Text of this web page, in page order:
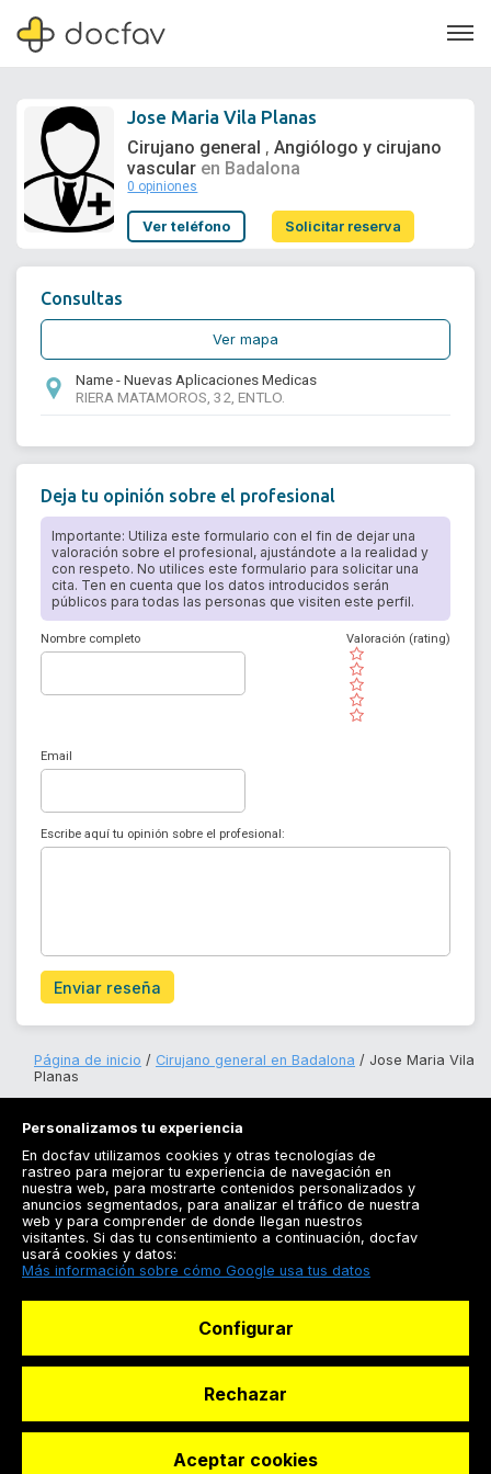
Quiénes somos
Jose Maria Vila Planas
Cirujano general ,Angiólogo y cirujano
vascular en Badalona
0 opiniones
Ver teléfono Solicitar reserva
Consultas
Ver mapa
Name - Nuevas Aplicaciones Medicas
RIERA MATAMOROS, 32, ENTLO.
Deja tu opinión sobre el profesional
Importante: Utiliza este formulario con el fin de dejar una
valoración sobre el profesional, ajustándote a la realidad y
con respeto. No utilices este formulario para solicitar una
cita. Ten en cuenta que los datos introducidos serán
públicos para todas las personas que visiten este perfil.
Nombre completo
( )
( )
( )
( )
( )
Valoración (rating)
Email
Escribe aquí tu opinión sobre el profesional:
Enviar reseña
Página de inicio Cirujano general en Badalona
Jose Maria Vila
Planas
Registrarse
Docfav
© Dashboard Technologies S.L
Personalizamos tu experiencia
En docfav utilizamos cookies y otras tecnologías de
rastreo para mejorar tu experiencia de navegación en
nuestra web, para mostrarte contenidos personalizados y
anuncios segmentados, para analizar el tráfico de nuestra
web y para comprender de donde llegan nuestros
visitantes. Si das tu consentimiento a continuación, docfav
usará cookies y datos:
Más información sobre cómo Google usa tus datos
Configurar
Rechazar
Aceptar cookies